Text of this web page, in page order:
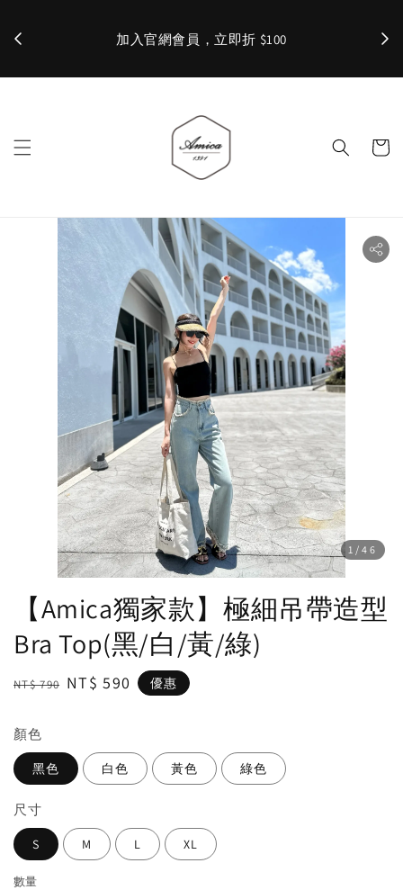
加入官網會員，立即折 $100 ✨
1 /46
【Amica獨家款】極細吊帶造型
Bra Top(黑/白/黃/綠)
Regular
NT$ 790 Sale
NT$ 590 優惠
顏色
黑色 白色 黃色 綠色
尺寸
S M L XL
數量